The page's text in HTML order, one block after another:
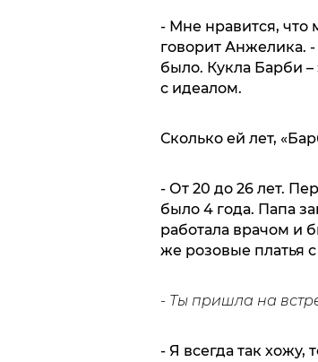
- Мне нравится, что
говорит Анжелика.
было. Кукла Барби
с идеалом.
Сколько ей лет,
- От 20 до 26 лет.
было 4 года. Папа
работала врачом и
же розовые платья
- Ты пришла на
- Я всегда так хожу,